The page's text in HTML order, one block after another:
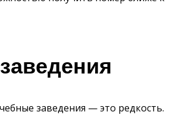
заведения — это редкость.